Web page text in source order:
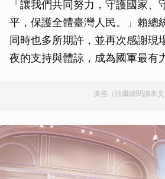
「讓我們共同努力，守護國家、
平，保護全體臺灣人民。」賴總
同時也多所期許，並再次感謝現
夜的支持與體諒，成為國軍最有
廣告（請繼續閱讀本文